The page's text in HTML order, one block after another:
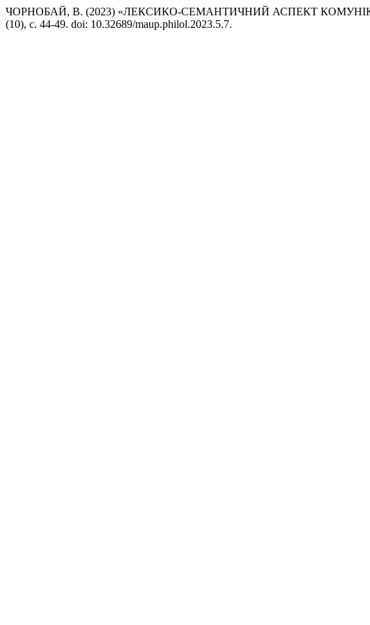
ЧОРНОБАЙ, В. (2023) «ЛЕКСИКО-СЕМАНТИЧНИЙ АСПЕКТ
(10), с. 44-49. doi: 10.32689/maup.philol.2023.5.7.